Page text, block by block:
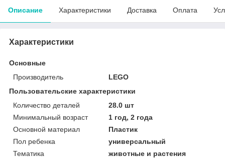
Описание Характеристики Доставка Оплата
Характеристики
Основные
Производитель
LEGO
Пользовательские характеристики
Количество деталей
28.0 шт
Минимальный возраст
1 год, 2 года
Основной материал
Пластик
Пол ребенка
универсальный
Тематика
животные и растения